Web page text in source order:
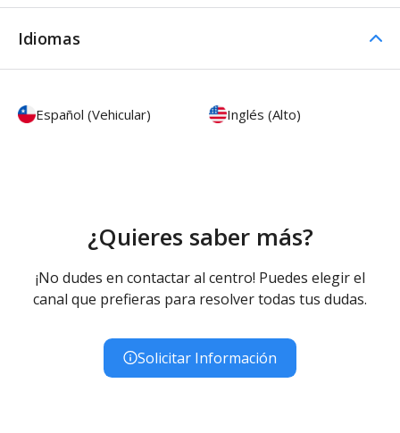
Idiomas
Español (Vehicular) Inglés (Alto)
¿Quieres saber más?
¡No dudes en contactar al centro! Puedes elegir el
canal que prefieras para resolver todas tus dudas.
Solicitar Información